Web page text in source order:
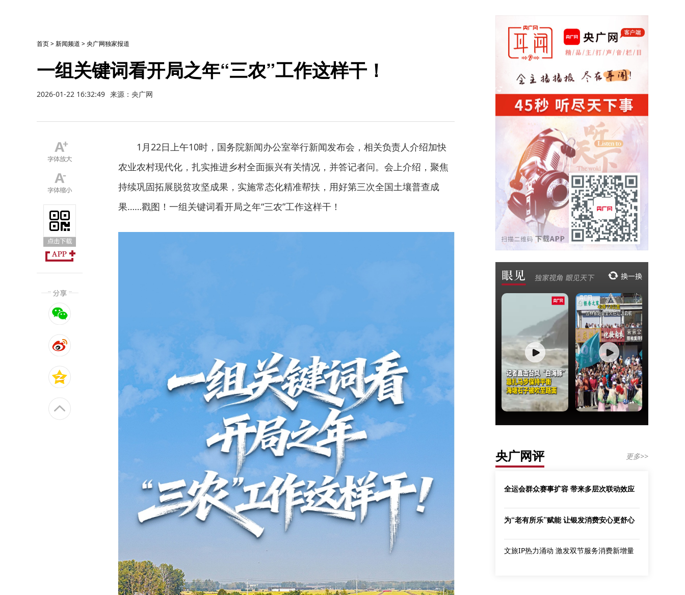
首页>新闻频道 >央广网独家报道
一组关键词看开局之年“三农”工作这样干！
2026-01-22 16:32:49 来源：央广网
1月22日上午10时，国务院新闻办公室举行新闻发布会，相关负责人介绍加快
农业农村现代化，扎实推进乡村全面振兴有关情况，并答记者问。会上介绍，聚焦
持续巩固拓展脱贫攻坚成果，实施常态化精准帮扶，用好第三次全国土壤普查成
果……戳图！一组关键词看开局之年“三农”工作这样干！
央广网评 更多>>
全运会群众赛事扩容 带来多层次联动效应
为“老有所乐”赋能 让银发消费安心更舒心
文旅IP热力涌动 激发双节服务消费新增量